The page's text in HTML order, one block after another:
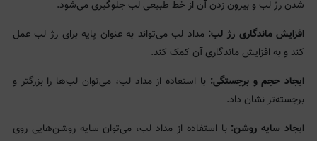
شدن رژ لب و بیرون زدن آن از خط طبیعی لب جلوگیری می‌شود.
افزایش ماندگاری رژ لب:مداد لب می‌تواند به عنوان پایه برای رژ لب عمل
کند و به افزایش ماندگاری آن کمک کند.
ایجاد حجم و برجستگی: با استفاده از مداد لب، می‌توان لب‌ها را بزرگتر و
برجسته‌تر نشان داد.
ایجاد سایه روشن: با استفاده از مداد لب، می‌توان سایه روشن‌هایی روی